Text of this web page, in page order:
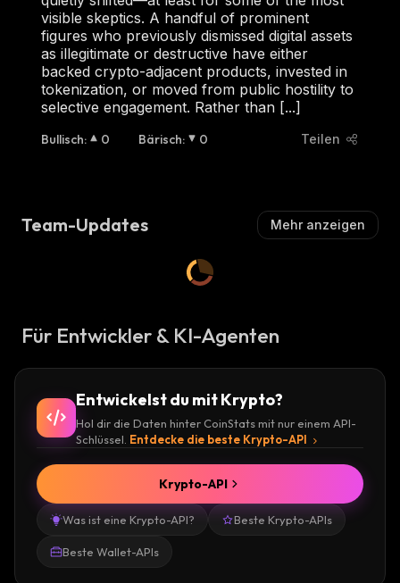
visible skeptics. A handful of prominent
figures who previously dismissed digital assets
as illegitimate or destructive have either
backed crypto-adjacent products, invested in
tokenization, or moved from public hostility to
selective engagement. Rather than [...]
Bullisch: 0 Bärisch: 0 Teilen
Team-Updates Mehr anzeigen
Für Entwickler & KI-Agenten
Entwickelst du mit Krypto?
Hol dir die Daten hinter CoinStats mit nur einem API-
Schlüssel. Entdecke die beste Krypto-API
Was ist eine Krypto-API? Beste Krypto-APIs
Beste Wallet-APIs
Krypto-API